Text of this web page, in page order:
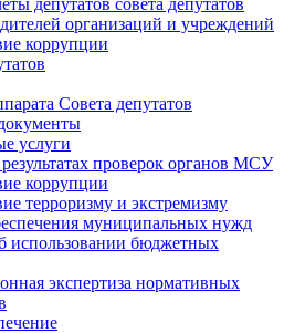
организаций и учреждений
коррупции
Совета депутатов
услуги
проверок органов МСУ
коррупции
терроризму и экстремизму
муниципальных нужд
использовании бюджетных
экспертиза нормативных